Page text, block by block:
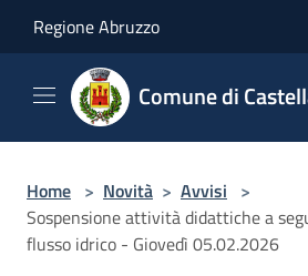
Regione Abruzzo
Comune di
Home > Novità > Avvisi >
Sospensione attività didattiche a
flusso idrico - Giovedì 05.02.2026